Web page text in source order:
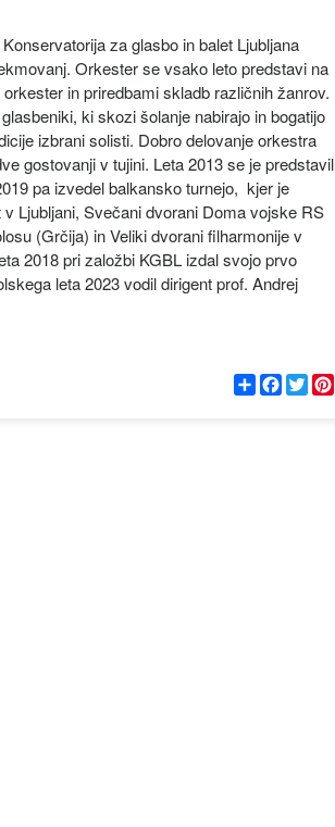
za glasbo in balet Ljubljana
Orkester se vsako leto predstavi na
in priredbami skladb različnih žanrov.
ki skozi šolanje nabirajo in bogatijo
izbrani solisti. Dobro delovanje orkestra
gostovanji v tujini. Leta 2013 se je predstavil
pa izvedel balkansko turnejo, kjer je
Ljubljani, Svečani dvorani Doma vojske RS
(Grčija) in Veliki dvorani filharmonije v
2018 pri založbi KGBL izdal svojo prvo
leta 2023 vodil dirigent prof. Andrej
С
п
F
a
T
w